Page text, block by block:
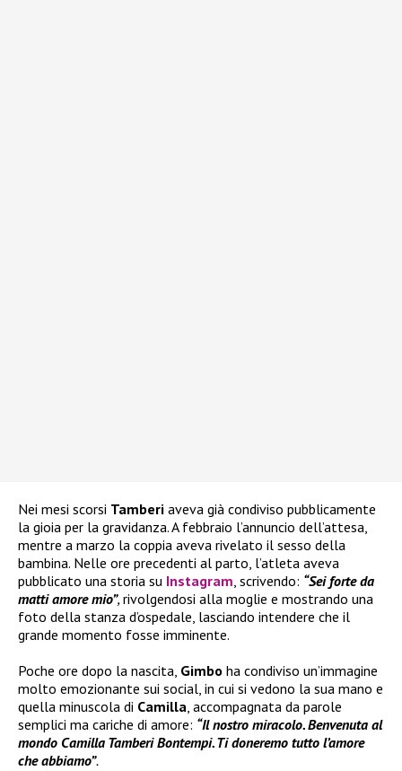
Nei mesi scorsi Tamberi aveva già condiviso pubblicamente
la gioia per la gravidanza. A febbraio l’annuncio dell’attesa,
mentre a marzo la coppia aveva rivelato il sesso della
bambina. Nelle ore precedenti al parto, l’atleta aveva
pubblicato una storia su Instagram, scrivendo: “Sei forte da
matti amore mio”, rivolgendosi alla moglie e mostrando una
foto della stanza d’ospedale, lasciando intendere che il
grande momento fosse imminente.
Poche ore dopo la nascita, Gimbo ha condiviso un’immagine
molto emozionante sui social, in cui si vedono la sua mano e
quella minuscola di Camilla, accompagnata da parole
semplici ma cariche di amore: “Il nostro miracolo. Benvenuta al
mondo Camilla Tamberi Bontempi. Ti doneremo tutto l’amore
che abbiamo”.